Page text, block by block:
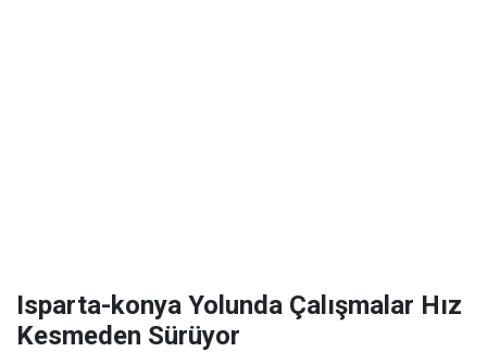
Isparta-konya Yolunda Çalışmalar Hız
Kesmeden Sürüyor